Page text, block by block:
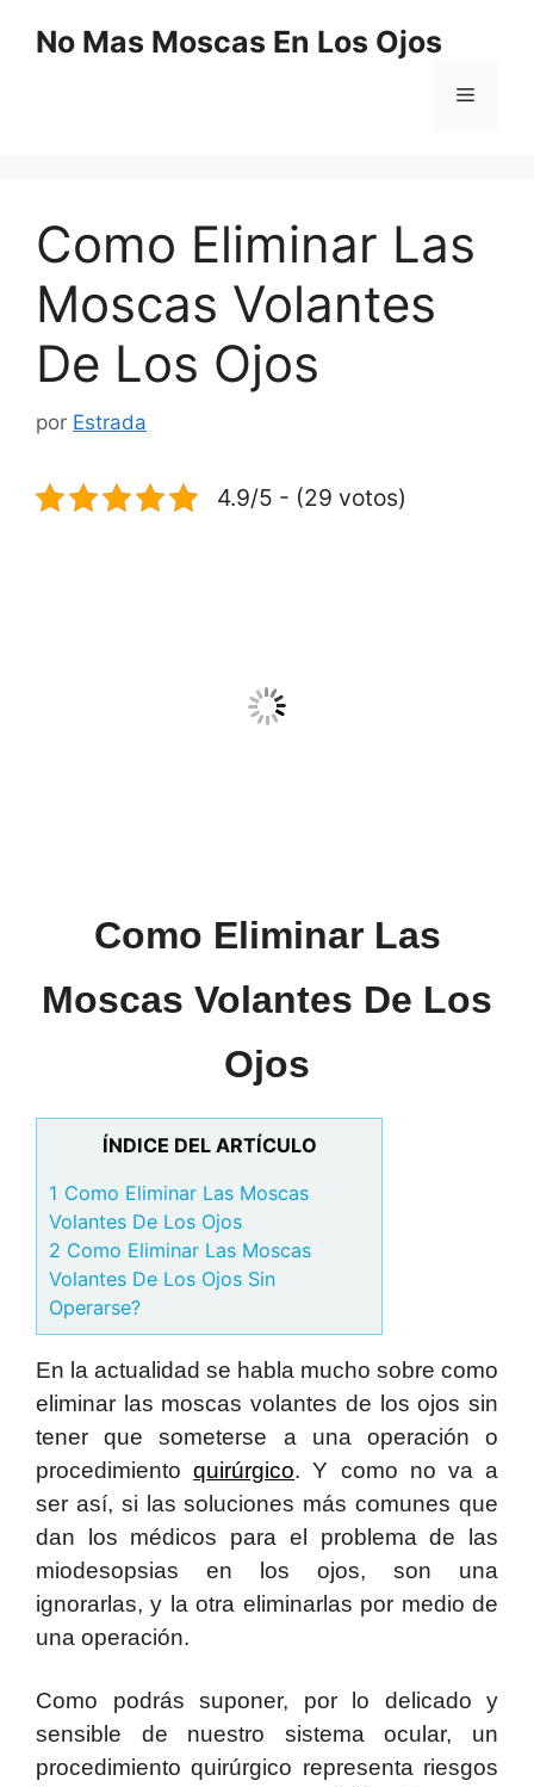
No Mas Moscas En Los Ojos
Menú
Como Eliminar Las
Moscas Volantes
De Los Ojos
por Estrada
4.9/5 - (29 votos)
Como Eliminar Las
Moscas Volantes De Los
Ojos
ÍNDICE DEL ARTÍCULO
1 Como Eliminar Las Moscas
Volantes De Los Ojos
2 Como Eliminar Las Moscas
Volantes De Los Ojos Sin
Operarse?
En la actualidad se habla mucho sobre como
eliminar las moscas volantes de los ojos sin
tener que someterse a una operación o
procedimientoquirúrgico. Y como no va a
ser así, si las soluciones más comunes que
dan los médicos para el problema de las
miodesopsias en los ojos, son una
ignorarlas, y la otra eliminarlas por medio de
una operación.
Como podrás suponer, por lo delicado y
sensible de nuestro sistema ocular, un
procedimiento quirúrgico representa riesgos